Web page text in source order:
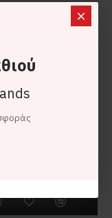
Libelloula Ziggy Leopard Extra Flared Πασντελόνι